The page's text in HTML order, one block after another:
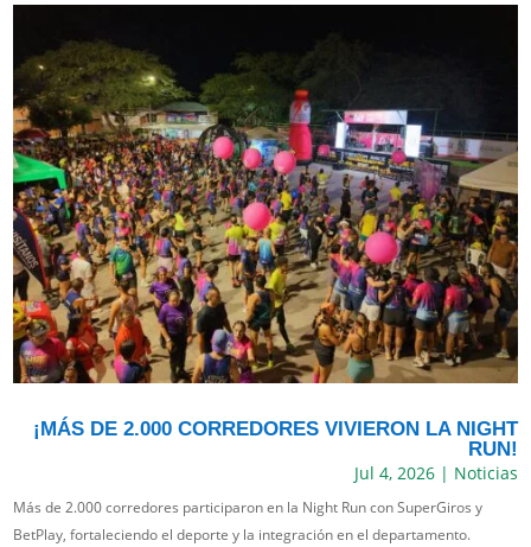
¡MÁS DE 2.000 CORREDORES VIVIERON LA NIGHT
RUN!
Jul 4, 2026| Noticias
Más de 2.000 corredores participaron en la Night Run con SuperGiros y
BetPlay, fortaleciendo el deporte y la integración en el departamento.